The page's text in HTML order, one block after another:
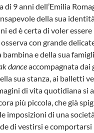
di 9 anni dell’Emilia
della sua
ed è certa di voler essere
con grande
e della sua
danceaccompagnata dai
sua stanza, ai balletti
di vita quotidiana si
più piccola, che già
imposizioni di una
di vestirsi e